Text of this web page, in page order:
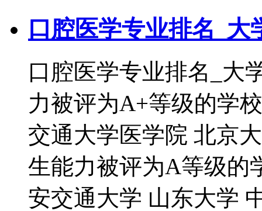
口腔医学专业排名_大
口腔医学专业排名_大
力被评为A+等级的学
交通大学医学院 北京
生能力被评为A等级的
安交通大学 山东大学